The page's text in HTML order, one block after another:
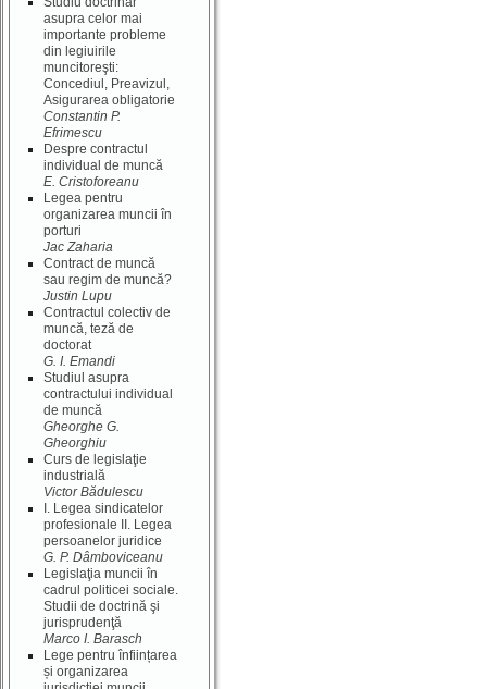
asupra celor mai
importante probleme
din legiuirile
muncitoreşti:
Concediul, Preavizul,
Asigurarea obligatorie
Constantin P.
Efrimescu
Despre contractul
individual de muncă
E. Cristoforeanu
Legea pentru
organizarea muncii în
porturi
Jac Zaharia
Contract de muncă
sau regim de muncă?
Justin Lupu
Contractul colectiv de
muncă, teză de
doctorat
G. I. Emandi
Studiul asupra
contractului individual
de muncă
Gheorghe G.
Gheorghiu
Curs de legislaţie
industrială
Victor Bădulescu
I. Legea sindicatelor
profesionale II. Legea
persoanelor juridice
G. P. Dâmboviceanu
Legislaţia muncii în
cadrul politicei sociale.
Studii de doctrină şi
jurisprudenţă
Marco I. Barasch
Lege pentru înființarea
și organizarea